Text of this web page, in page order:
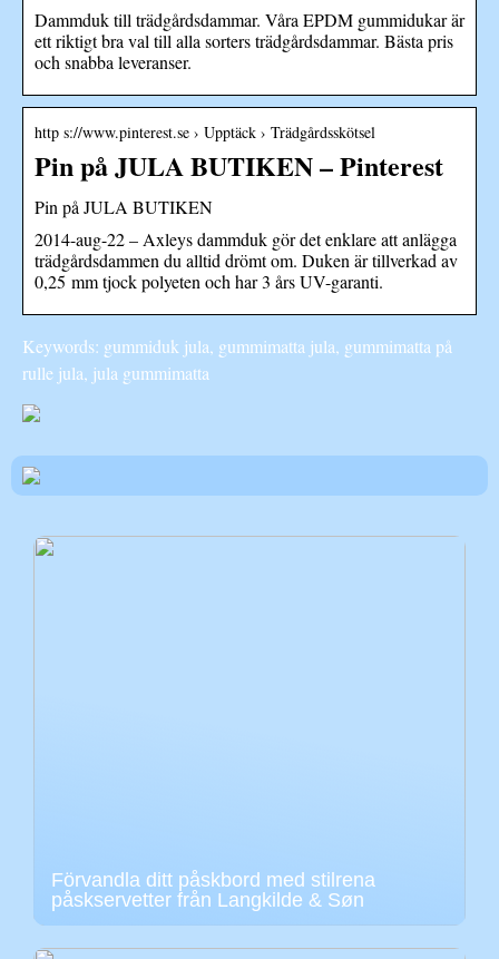
Dammduk till trädgårdsdammar. Våra EPDM gummidukar är
ett riktigt bra val till alla sorters trädgårdsdammar. Bästa pris
och snabba leveranser.
http s://www.pinterest.se › Upptäck › Trädgårdsskötsel
Pin på JULA BUTIKEN – Pinterest
Pin på JULA BUTIKEN
2014-aug-22 – Axleys dammduk gör det enklare att anlägga
trädgårdsdammen du alltid drömt om. Duken är tillverkad av
0,25 mm tjock polyeten och har 3 års UV-garanti.
Keywords: gummiduk jula, gummimatta jula, gummimatta på
rulle jula, jula gummimatta
Förvandla ditt påskbord med stilrena
påskservetter från Langkilde & Søn